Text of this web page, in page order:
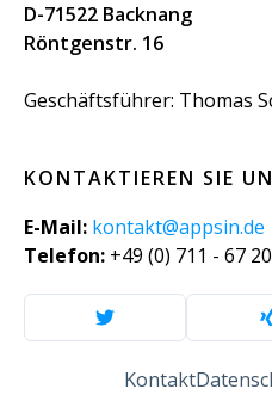
D-71522 Backnang
Röntgenstr. 16
Geschäftsführer: Thomas
KONTAKTIEREN SIE
E-Mail: kontakt@appsin.de
Telefon: +49 (0) 711 - 67
Kontakt